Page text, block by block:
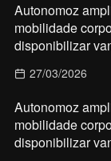
Autonomoz
mobilidade
disponibilizar
27/03/2026
Autonomoz
mobilidade
disponibilizar